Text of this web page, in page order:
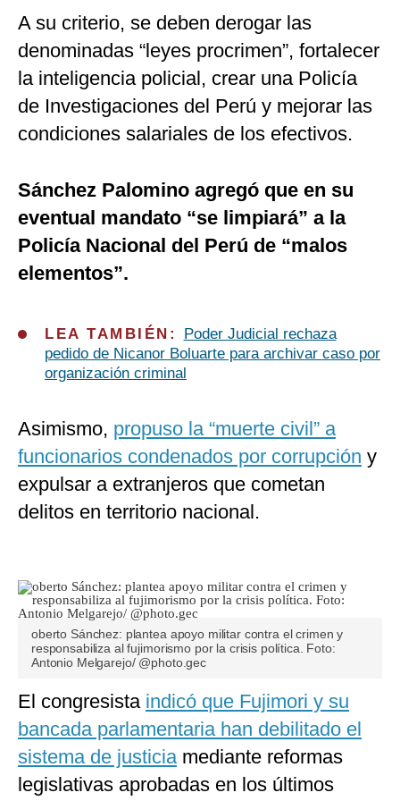
A su criterio, se deben derogar las
denominadas “leyes procrimen”, fortalecer
la inteligencia policial, crear una Policía
de Investigaciones del Perú y mejorar las
condiciones salariales de los efectivos.
Sánchez Palomino agregó que en su
eventual mandato “se limpiará” a la
Policía Nacional del Perú de “malos
elementos”.
LEA TAMBIÉN:
Poder Judicial rechaza
pedido de Nicanor Boluarte para archivar caso por
organización criminal
Asimismo, propuso la “muerte civil” a
funcionarios condenados por corrupción y
expulsar a extranjeros que cometan
delitos en territorio nacional.
oberto Sánchez: plantea apoyo militar contra el crimen y
responsabiliza al fujimorismo por la crisis política. Foto:
Antonio Melgarejo/ @photo.gec
El congresista indicó que Fujimori y su
bancada parlamentaria han debilitado el
sistema de justiciamediante reformas
legislativas aprobadas en los últimos